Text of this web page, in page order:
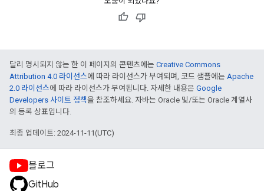
달리 명시되지 않는 한 이 페이지의 콘텐츠에는 Creative Commons
Attribution 4.0 라이선스에 따라 라이선스가 부여되며, 코드 샘플에는 Apache
2.0 라이선스에 따라 라이선스가 부여됩니다. 자세한 내용은 Google
Developers 사이트 정책을 참조하세요. 자바는 Oracle 및/또는 Oracle 계열사
의 등록 상표입니다.
최종 업데이트: 2024-11-11(UTC)
블로그
GitHub